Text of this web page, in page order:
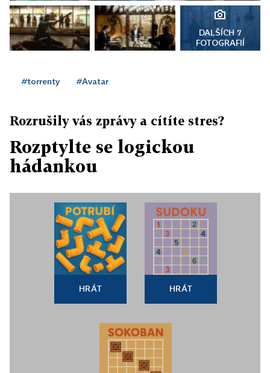
DALŠÍCH 7
FOTOGRAFIÍ
#torrenty #Avatar
Rozrušily vás zprávy a cítíte stres?
Rozptylte se logickou
hádankou
HRÁT HRÁT